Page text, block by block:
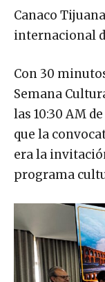
Canaco
internacional
Con 30
Semana
las 10:30 AM
que la
era la
programa